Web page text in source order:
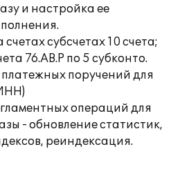
и настройка ее
субсчетах 10 счета;
76.АВ.Р по 5 субконто.
поручений для
операций для
- обновление статистик,
реиндексация.